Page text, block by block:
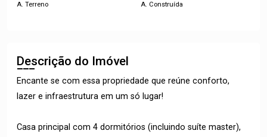
A. Terreno A. Construída
Descrição do Imóvel
Encante se com essa propriedade que reúne conforto,
lazer e infraestrutura em um só lugar!
Casa principal com 4 dormitórios (incluindo suíte master),